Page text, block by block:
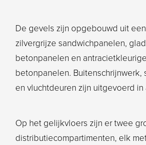
De gevels zijn opgebouwd uit
zilvergrijze sandwichpanelen,
betonpanelen en
betonpanelen.
en vluchtdeuren zijn uitgevoerd in
Op het gelijkvloers zijn er twee
distributiecompartimenten, elk